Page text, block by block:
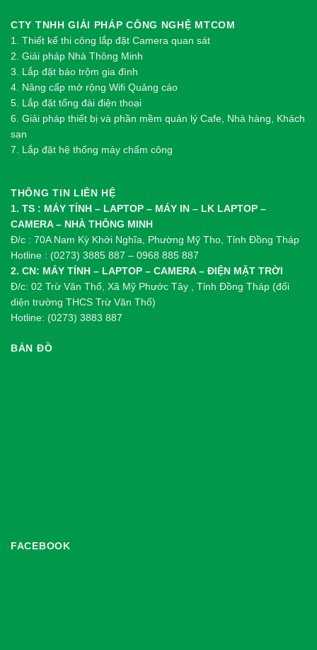
CTY TNHH GIẢI PHÁP CÔNG NGHỆ MTCOM
1. Thiết kế thi công lắp đặt Camera quan sát
2. Giải pháp Nhà Thông Minh
3. Lắp đặt báo trộm gia đình
4. Nâng cấp mở rộng Wifi Quảng cáo
5. Lắp đặt tổng đài điện thoại
6. Giải pháp thiết bị và phần mềm quản lý Cafe, Nhà hàng, Khách
sạn
7. Lắp đặt hệ thống máy chấm công
THÔNG TIN LIÊN HỆ
1. TS : MÁY TÍNH – LAPTOP – MÁY IN – LK LAPTOP –
CAMERA – NHÀ THÔNG MINH
Đ/c : 70A Nam Kỳ Khởi Nghĩa, Phường Mỹ Tho, Tỉnh Đồng Tháp
Hotline : (0273) 3885 887 – 0968 885 887
2. CN: MÁY TÍNH – LAPTOP – CAMERA – ĐIỆN MẶT TRỜI
Đ/c: 02 Trừ Văn Thố, Xã Mỹ Phước Tây , Tỉnh Đồng Tháp (đối
diện trường THCS Trừ Văn Thố)
Hotline: (0273) 3883 887
BẢN ĐỒ
FACEBOOK